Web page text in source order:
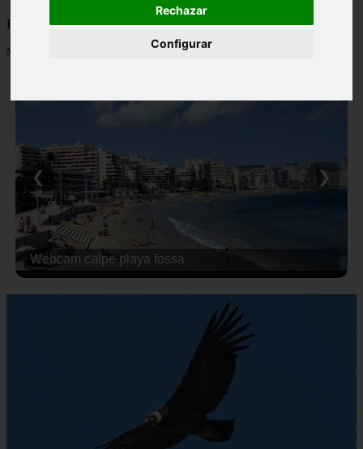
Rechazar
Configurar
Blog sobre la Patagonia en particular y sobre turismo en general
Mostrando 1 - 24 de 478 artículos
Webcam calpe playa fossa
❮ ❯